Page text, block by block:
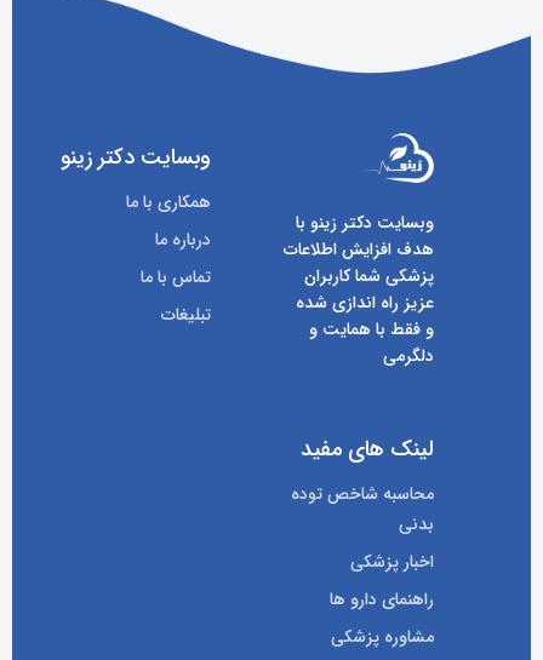
وبسایت دکتر زینو با
هدف افزایش اطلاعات
پزشکی شما کاربران
عزیز راه اندازی شده
و فقط با همایت و
دلگرمی
وبسایت دکتر زینو
همکاری با ما
درباره ما
تماس با ما
تبلیغات
لینک های مفید
محاسبه شاخص توده
بدنی
اخبار پزشکی
راهنمای دارو ها
مشاوره پزشکی